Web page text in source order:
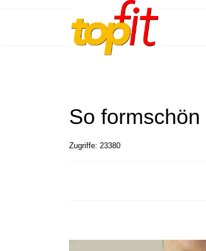
So
Zugriffe: 23380